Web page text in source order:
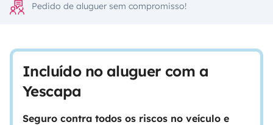
Pedido de aluguer sem compromisso!
Incluído no aluguer com a
Yescapa
Seguro contra todos os riscos no veículo e